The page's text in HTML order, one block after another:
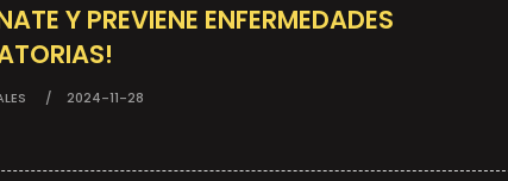
Y PREVIENE ENFERMEDADES
2024-11-28